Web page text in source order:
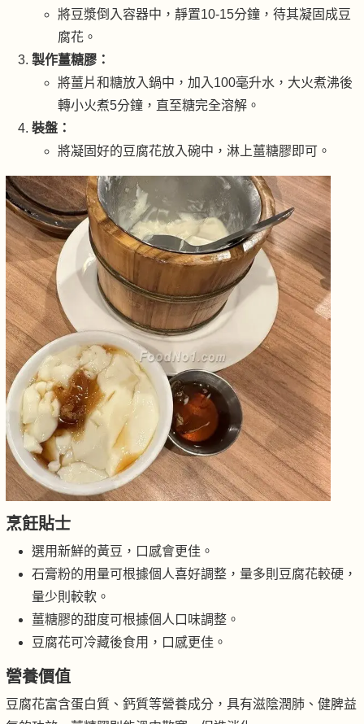
將豆漿倒入容器中，靜置10-15分鐘，待其凝固成豆
腐花。
製作薑糖膠：
將薑片和糖放入鍋中，加入100毫升水，大火煮沸後
轉小火煮5分鐘，直至糖完全溶解。
裝盤：
將凝固好的豆腐花放入碗中，淋上薑糖膠即可。
烹飪貼士
選用新鮮的黃豆，口感會更佳。
石膏粉的用量可根據個人喜好調整，量多則豆腐花較硬，
量少則較軟。
薑糖膠的甜度可根據個人口味調整。
豆腐花可冷藏後食用，口感更佳。
營養價值
豆腐花富含蛋白質、鈣質等營養成分，具有滋陰潤肺、健脾益